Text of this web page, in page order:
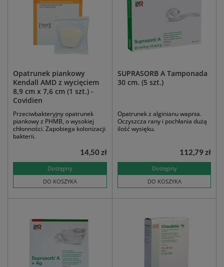
Opatrunek piankowy
Kendall AMD z wycięciem
8,9 cm x 7,6 cm (1 szt.) -
Covidien
Przeciwbakteryjny opatrunek
piankowy z PHMB, o wysokiej
chłonności. Zapobiega kolonizacji
bakterii.
Dostępny
DO KOSZYKA
14,50 zł
SUPRASORB A Tamponada
30 cm. (5 szt.)
Opatrunek z alginianu wapnia.
Oczyszcza rany i pochłania dużą
ilość wysięku.
Dostępny
DO KOSZYKA
112,79 zł